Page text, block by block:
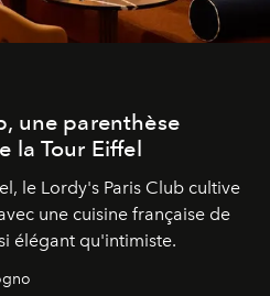
une parenthèse
la Tour Eiffel
le Lordy's Paris Club cultive
une cuisine française de
élégant qu'intimiste.